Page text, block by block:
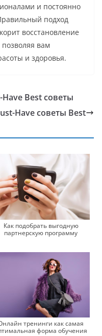
и постоянно
подход
восстановление
вам
и здоровья.
Best советы
Have советы Best
Как подобрать выгодную
партнерскую программу
тренинги как самая
форма обучения